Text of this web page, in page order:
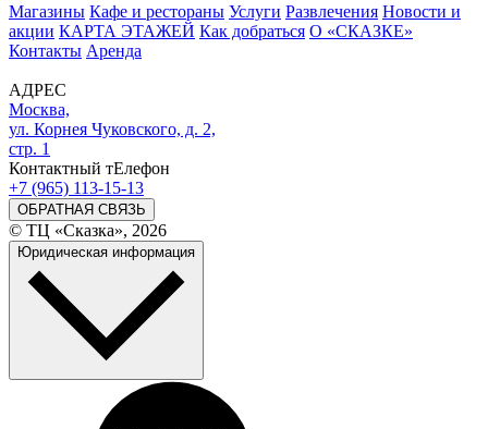
Магазины Кафе и рестораны Услуги Развлечения Новости и
акции КАРТА ЭТАЖЕЙ Как добраться О «СКАЗКЕ»
Контакты Аренда
АДРЕС
Москва,
ул. Корнея Чуковского, д. 2,
стр. 1
Контактный тЕлефон
+7 (965) 113-15-13
ОБРАТНАЯ СВЯЗЬ
© ТЦ «Сказка», 2026
Юридическая информация